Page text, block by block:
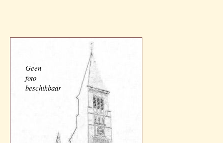
Geen
foto
beschikbaar